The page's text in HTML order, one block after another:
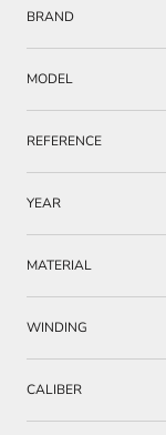
BRAND
MODEL
REFERENCE
YEAR
MATERIAL
WINDING
CALIBER